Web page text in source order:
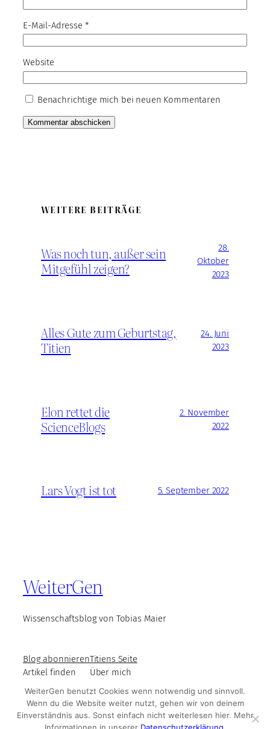
E-Mail-Adresse *
Website
Benachrichtige mich bei neuen Kommentaren
WEITERE BEITRÄGE
Was noch tun, außer sein
Mitgefühl zeigen?
28.
Oktober
2023
Alles Gute zum Geburtstag,
Titien
24. Juni
2023
Elon rettet die
ScienceBlogs
2. November
2022
Lars Vogt ist tot 5. September 2022
WeiterGen
Wissenschaftsblog von Tobias Maier
Blog abonnieren
Artikel finden
Titiens Seite
Über mich
© WeiterGen 2025 Impressum und Datenschutz
WeiterGen benutzt Cookies wenn notwendig und sinnvoll.
Wenn du die Website weiter nutzt, gehen wir von deinem
Einverständnis aus. Sonst einfach nicht weiterlesen hier. Mehr